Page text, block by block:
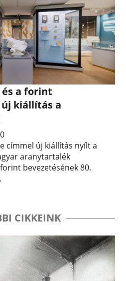
a forint
kiállítás a
címmel új kiállítás nyílt a
aranytartalék
bevezetésének 80.
CIKKEINK